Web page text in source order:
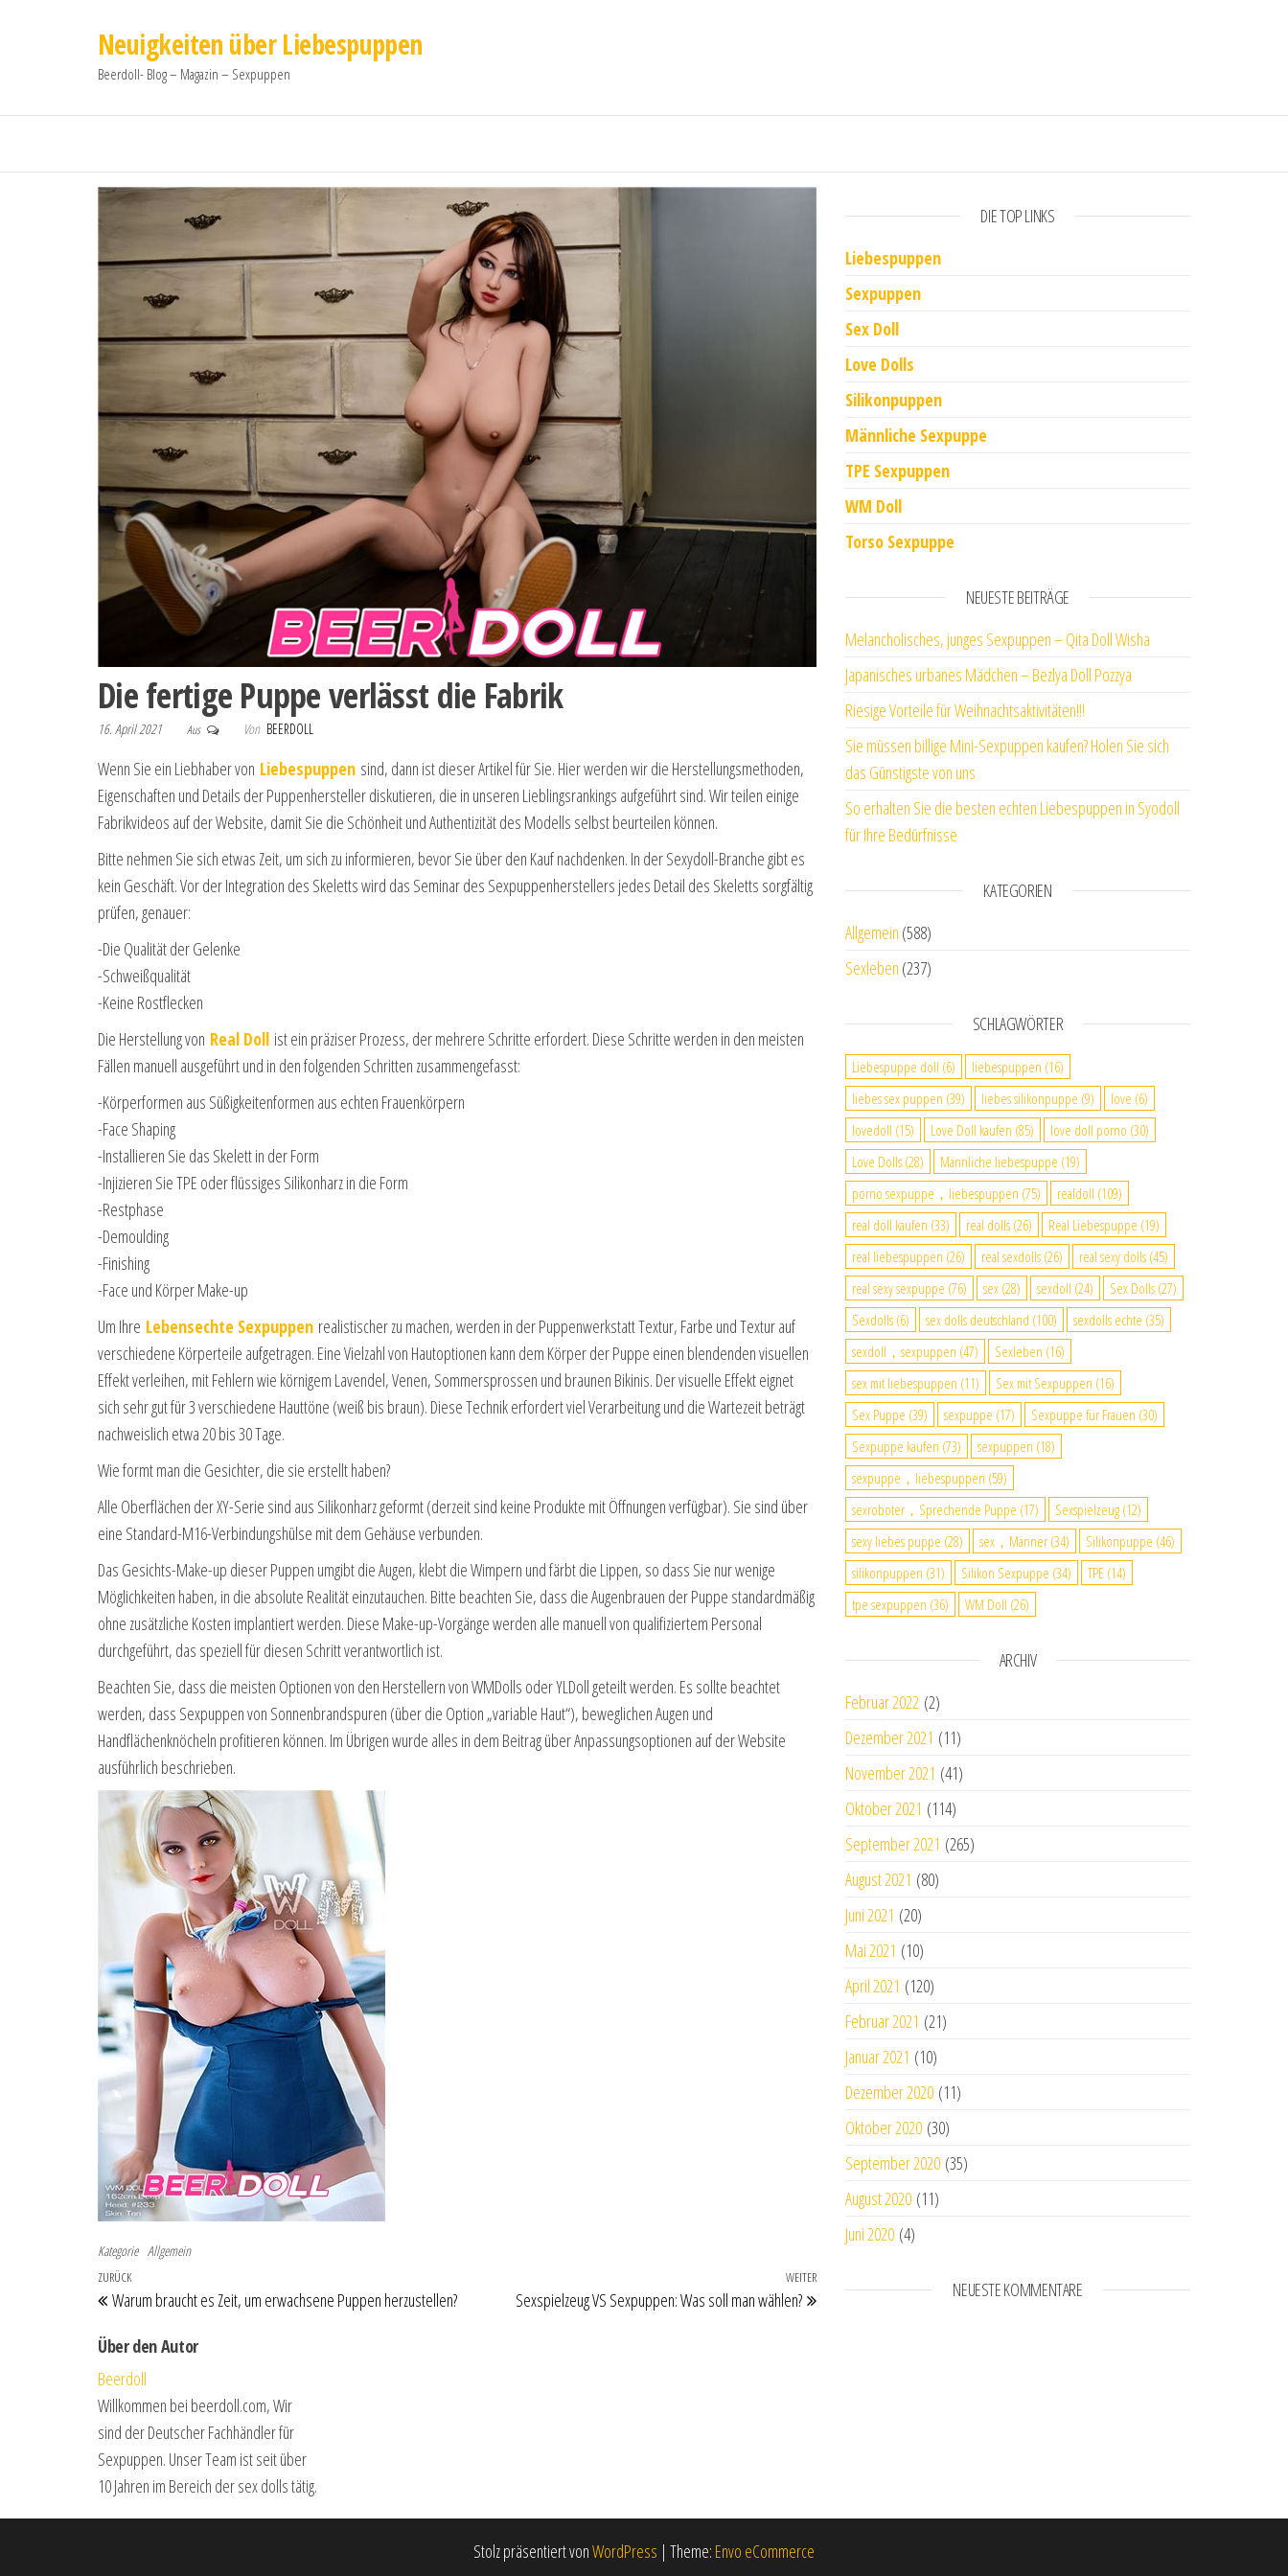
Neuigkeiten über Liebespuppen
Beerdoll- Blog – Magazin – Sexpuppen
Die fertige Puppe verlässt die Fabrik
16. April 2021 Aus Von BEERDOLL
Wenn Sie ein Liebhaber von Liebespuppen sind, dann ist dieser Artikel für Sie. Hier werden wir die Herstellungsmethoden,
Eigenschaften und Details der Puppenhersteller diskutieren, die in unseren Lieblingsrankings aufgeführt sind. Wir teilen einige
Fabrikvideos auf der Website, damit Sie die Schönheit und Authentizität des Modells selbst beurteilen können.
Bitte nehmen Sie sich etwas Zeit, um sich zu informieren, bevor Sie über den Kauf nachdenken. In der Sexydoll-Branche gibt es
kein Geschäft. Vor der Integration des Skeletts wird das Seminar des Sexpuppenherstellers jedes Detail des Skeletts sorgfältig
prüfen, genauer:
-Die Qualität der Gelenke
-Schweißqualität
-Keine Rostflecken
Die Herstellung von Real Doll ist ein präziser Prozess, der mehrere Schritte erfordert. Diese Schritte werden in den meisten
Fällen manuell ausgeführt und in den folgenden Schritten zusammengefasst:
-Körperformen aus Süßigkeitenformen aus echten Frauenkörpern
-Face Shaping
-Installieren Sie das Skelett in der Form
-Injizieren Sie TPE oder flüssiges Silikonharz in die Form
-Restphase
-Demoulding
-Finishing
-Face und Körper Make-up
Um Ihre Lebensechte Sexpuppen realistischer zu machen, werden in der Puppenwerkstatt Textur, Farbe und Textur auf
verschiedene Körperteile aufgetragen. Eine Vielzahl von Hautoptionen kann dem Körper der Puppe einen blendenden visuellen
Effekt verleihen, mit Fehlern wie körnigem Lavendel, Venen, Sommersprossen und braunen Bikinis. Der visuelle Effekt eignet
sich sehr gut für 3 verschiedene Hauttöne (weiß bis braun). Diese Technik erfordert viel Verarbeitung und die Wartezeit beträgt
nachweislich etwa 20 bis 30 Tage.
Wie formt man die Gesichter, die sie erstellt haben?
Alle Oberflächen der XY-Serie sind aus Silikonharz geformt (derzeit sind keine Produkte mit Öffnungen verfügbar). Sie sind über
eine Standard-M16-Verbindungshülse mit dem Gehäuse verbunden.
Das Gesichts-Make-up dieser Puppen umgibt die Augen, klebt die Wimpern und färbt die Lippen, so dass Sie nur wenige
Möglichkeiten haben, in die absolute Realität einzutauchen. Bitte beachten Sie, dass die Augenbrauen der Puppe standardmäßig
ohne zusätzliche Kosten implantiert werden. Diese Make-up-Vorgänge werden alle manuell von qualifiziertem Personal
durchgeführt, das speziell für diesen Schritt verantwortlich ist.
Beachten Sie, dass die meisten Optionen von den Herstellern von WMDolls oder YLDoll geteilt werden. Es sollte beachtet
werden, dass Sexpuppen von Sonnenbrandspuren (über die Option „variable Haut“), beweglichen Augen und
Handflächenknöcheln profitieren können. Im Übrigen wurde alles in dem Beitrag über Anpassungsoptionen auf der Website
ausführlich beschrieben.
Kategorie Allgemein
Beitragsnavigation
Vorheriger Beitrag
ZURÜCK
Warum braucht es Zeit, um erwachsene Puppen herzustellen?
Nächster Beitrag
WEITER
Sexspielzeug VS Sexpuppen: Was soll man wählen?
Über den Autor
Beerdoll
Willkommen bei beerdoll.com, Wir
sind der Deutscher Fachhändler für
Sexpuppen. Unser Team ist seit über
10 Jahren im Bereich der sex dolls tätig.
DIE TOP LINKS
Liebespuppen
Sexpuppen
Sex Doll
Love Dolls
Silikonpuppen
Männliche Sexpuppe
TPE Sexpuppen
WM Doll
Torso Sexpuppe
NEUESTE BEITRÄGE
Melancholisches, junges Sexpuppen – Qita Doll Wisha
Japanisches urbanes Mädchen – Bezlya Doll Pozzya
Riesige Vorteile für Weihnachtsaktivitäten!!!
Sie müssen billige Mini-Sexpuppen kaufen? Holen Sie sich
das Günstigste von uns
So erhalten Sie die besten echten Liebespuppen in Syodoll
für Ihre Bedürfnisse
KATEGORIEN
Allgemein (588)
Sexleben (237)
SCHLAGWÖRTER
Liebespuppe doll (6) liebespuppen (16)
liebes sex puppen (39) liebes silikonpuppe (9) love (6)
lovedoll (15) Love Doll kaufen (85) love doll porno (30)
Love Dolls (28) Männliche liebespuppe (19)
porno sexpuppe，liebespuppen (75) realdoll (109)
real doll kaufen (33) real dolls (26) Real Liebespuppe (19)
real liebespuppen (26) real sexdolls (26) real sexy dolls (45)
real sexy sexpuppe (76) sex (28) sexdoll (24) Sex Dolls (27)
Sexdolls (6) sex dolls deutschland (100) sexdolls echte (35)
sexdoll，sexpuppen (47) Sexleben (16)
sex mit liebespuppen (11) Sex mit Sexpuppen (16)
Sex Puppe (39) sexpuppe (17) Sexpuppe für Frauen (30)
Sexpuppe kaufen (73) sexpuppen (18)
sexpuppe，liebespuppen (59)
sexroboter，Sprechende Puppe (17) Sexspielzeug (12)
sexy liebes puppe (28) sex，Männer (34) Silikonpuppe (46)
silikonpuppen (31) Silikon Sexpuppe (34) TPE (14)
tpe sexpuppen (36) WM Doll (26)
ARCHIV
Februar 2022 (2)
Dezember 2021 (11)
November 2021 (41)
Oktober 2021 (114)
September 2021 (265)
August 2021 (80)
Juni 2021 (20)
Mai 2021 (10)
April 2021 (120)
Februar 2021 (21)
Januar 2021 (10)
Dezember 2020 (11)
Oktober 2020 (30)
September 2020 (35)
August 2020 (11)
Juni 2020 (4)
NEUESTE KOMMENTARE
Stolz präsentiert vonWordPress | Theme: Envo eCommerce